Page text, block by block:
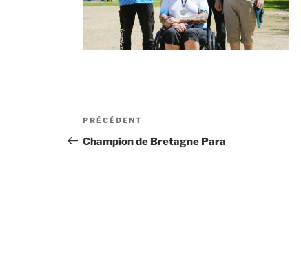
Navigation
de
Article
précédent
PRÉCÉDENT
Champion de Bretagne Para